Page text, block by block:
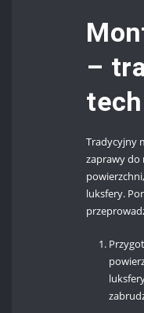
–
Tradycyjny
zaprawy do
luksfery.